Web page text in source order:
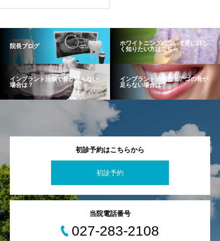
院長ブログ
ホワイトニングについて更に詳し
く知りたい方はこちら
インプラント治療で骨が足らない
場合は？
インプラント治療で上アゴの骨が
足らない場合は？
初診予約はこちらから
初診予約
当院電話番号
027-283-2108